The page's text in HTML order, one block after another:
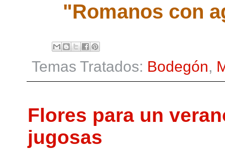
"Romanos con
Temas Tratados: Bodegón,
Flores para un
jugosas